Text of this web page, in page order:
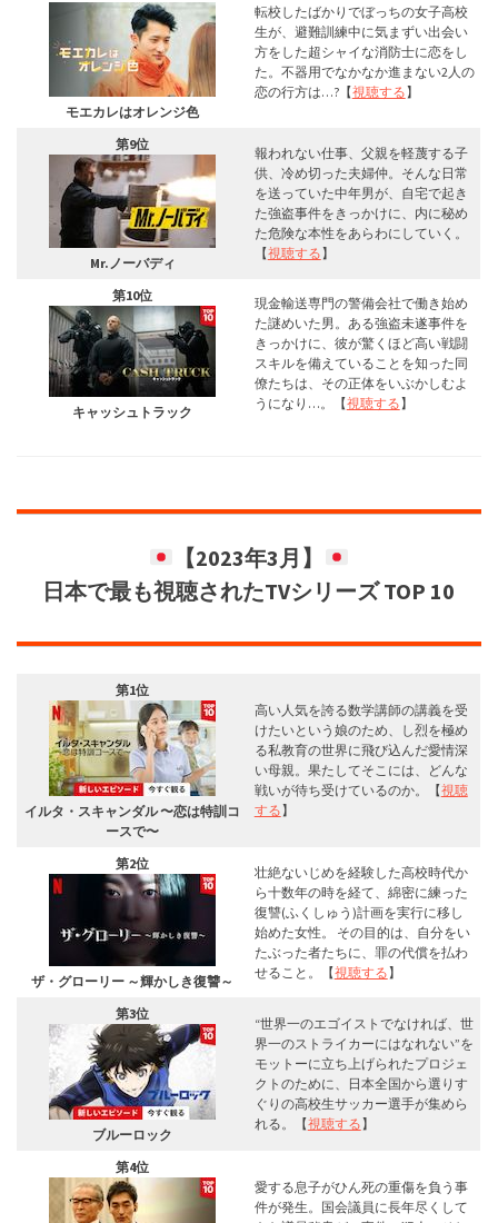
モエカレはオレンジ色
転校したばかりでぼっちの女子高校
生が、避難訓練中に気まずい出会い
方をした超シャイな消防士に恋をし
た。不器用でなかなか進まない2人の
恋の行方は…?【視聴する】
第9位
Mr.ノーバディ
報われない仕事、父親を軽蔑する子
供、冷め切った夫婦仲。そんな日常
を送っていた中年男が、自宅で起き
た強盗事件をきっかけに、内に秘め
た危険な本性をあらわにしていく。
【視聴する】
第10位
キャッシュトラック
現金輸送専門の警備会社で働き始め
た謎めいた男。ある強盗未遂事件を
きっかけに、彼が驚くほど高い戦闘
スキルを備えていることを知った同
僚たちは、その正体をいぶかしむよ
うになり…。【視聴する】
【2023年3月 】
日本で最も視聴されたTVシリーズ TOP 10
第1位
イルタ・スキャンダル 〜恋は特訓コ
ースで〜
高い人気を誇る数学講師の講義を受
けたいという娘のため、し烈を極め
る私教育の世界に飛び込んだ愛情深
い母親。果たしてそこには、どんな
戦いが待ち受けているのか。【視聴
する】
第2位
ザ・グローリー ～輝かしき復讐～
壮絶ないじめを経験した高校時代か
ら十数年の時を経て、綿密に練った
復讐(ふくしゅう)計画を実行に移し
始めた女性。 その目的は、自分をい
たぶった者たちに、罪の代償を払わ
せること。【視聴する】
第3位
ブルーロック
“世界一のエゴイストでなければ、世
界一のストライカーにはなれない”を
モットーに立ち上げられたプロジェ
クトのために、日本全国から選りす
ぐりの高校生サッカー選手が集めら
れる。【視聴する】
第4位
愛する息子がひん死の重傷を負う事
件が発生。国会議員に長年尽くして